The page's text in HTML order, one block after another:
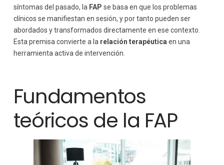
síntomas del pasado, la FAP se basa en que los problemas
clínicos se manifiestan en sesión, y por tanto pueden ser
abordados y transformados directamente en ese contexto.
Esta premisa convierte a la relación terapéutica en una
herramienta activa de intervención.
Fundamentos
teóricos de la FAP